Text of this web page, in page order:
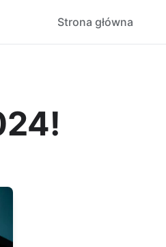
Strona główna